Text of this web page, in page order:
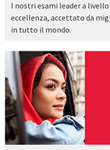
I nostri esami leader a
eccellenza, accettato da
in tutto il mondo.